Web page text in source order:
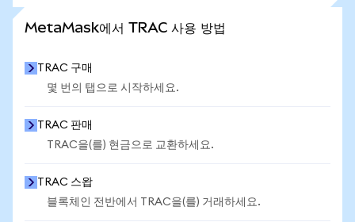
MetaMask에서 TRAC 사용 방법
TRAC 구매
몇 번의 탭으로 시작하세요.
TRAC 판매
TRAC을(를) 현금으로 교환하세요.
TRAC 스왑
블록체인 전반에서 TRAC을(를) 거래하세요.